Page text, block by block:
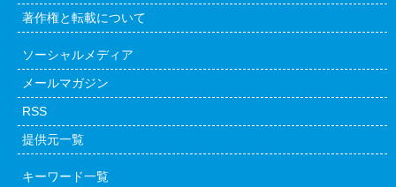
著作権と転載について
ソーシャルメディア
メールマガジン
RSS
提供元一覧
キーワード一覧